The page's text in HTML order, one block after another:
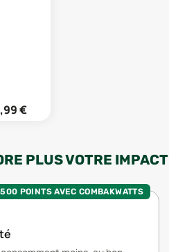
€
PLUS VOTRE IMPACT
500 POINTS AVEC COMBAKWATTS